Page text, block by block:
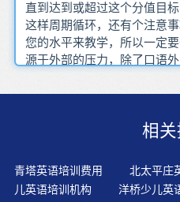
直到达到或超过这个分值目
这样周期循环，还有个注意
您的水平来教学，所以一定
源于外部的压力，除了口语
表现手法和谋篇布局上的特
的，‘读’可以分为两种，尽
语考试，而且还记了单词的
果，他们外教会一对一陪练口
相
青塔英语培训费用 北太平庄
儿英语培训机构
洋桥少儿英